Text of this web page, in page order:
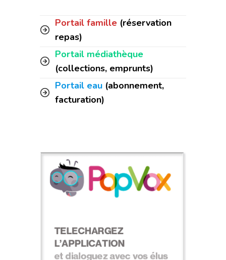
Portail famille (réservation
repas)
Portail médiathèque
(collections, emprunts)
Portail eau (abonnement,
facturation)